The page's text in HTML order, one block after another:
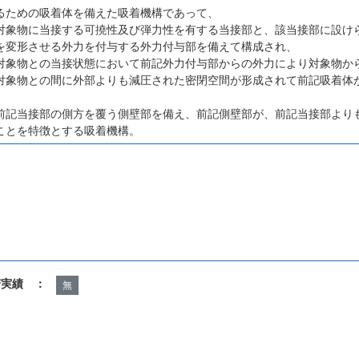
めの吸着体を備えた吸着機構であって、
象物に当接する可撓性及び弾力性を有する当接部と、該当接部に設
変形させる外力を付与する外力付与部を備えて構成され、
象物との当接状態において前記外力付与部からの外力により対象物
象物との間に外部よりも減圧された密閉空間が形成されて前記吸着
記当接部の側方を覆う側壁部を備え、前記側壁部が、前記当接部よ
を特徴とする吸着機構。
実績 ： 無